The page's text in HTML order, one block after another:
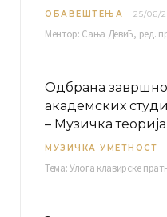
ОБАВЕШТЕЊА 25/06/
Одбрана
академских
– Музичка теорија
МУЗИЧКА УМЕТНОСТ